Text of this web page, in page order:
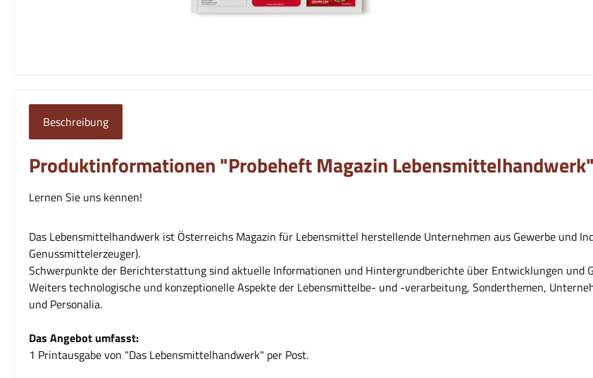
Beschreibung
Produktinformationen "Probeheft Magazin Lebensmittelhandwerk"
Lernen Sie uns kennen!
Das Lebensmittelhandwerk ist Österreichs Magazin für Lebensmittel herstellende Unternehmen aus Gewerbe und
Genussmittelerzeuger).
Schwerpunkte der Berichterstattung sind aktuelle Informationen und Hintergrundberichte über Entwicklungen und
Weiters technologische und konzeptionelle Aspekte der Lebensmittelbe- und -verarbeitung, Sonderthemen,
und Personalia.
Das Angebot umfasst:
1 Printausgabe von "Das Lebensmittelhandwerk" per Post.